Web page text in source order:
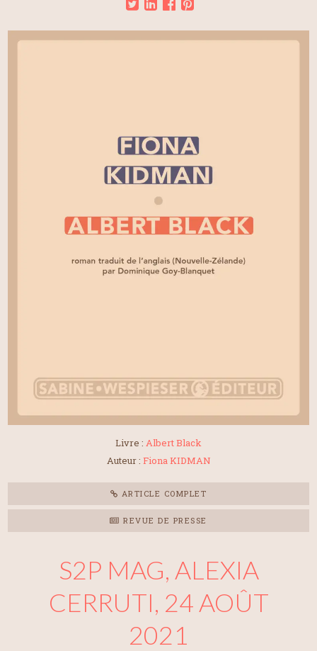
Livre : Albert Black
Auteur : Fiona KIDMAN
ARTICLE COMPLET
REVUE DE PRESSE
S2P MAG, ALEXIA
CERRUTI, 24 AOÛT
2021